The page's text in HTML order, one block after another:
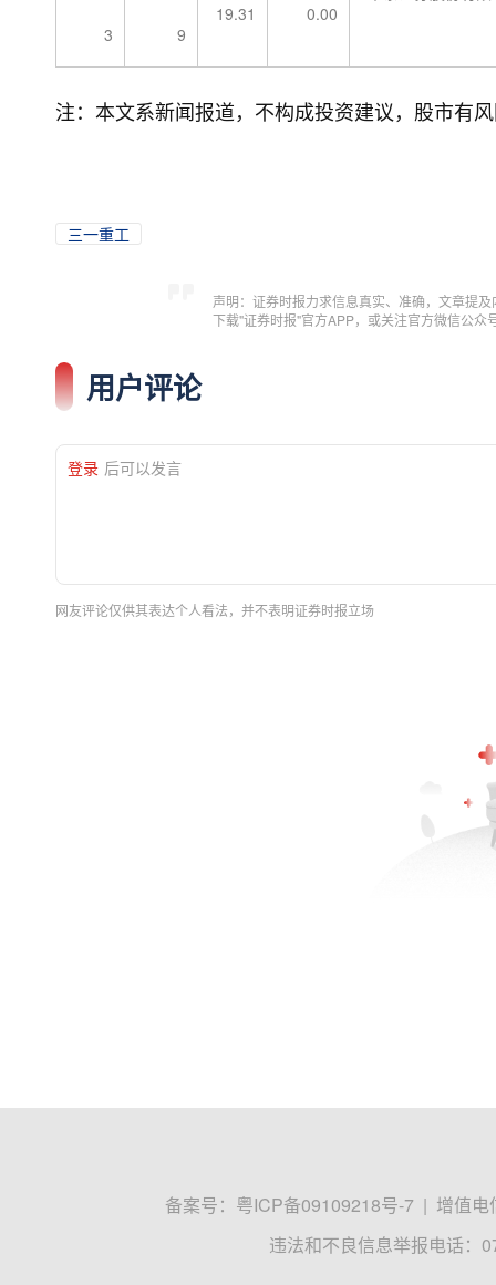
3
9
19.31 0.00
注：本文系新闻报道，不构成投资建议，股市有
三一重工
声明：证券时报力求信息真实、准确，文章提
下载"证券时报"官方APP，或关注官方微信公
用户评论
登录 后可以发言
网友评论仅供其表达个人看法，并不表明证券时报立场
备案号： 粤ICP备09109218号-7 | 增值电
违法和不良信息举报电话：